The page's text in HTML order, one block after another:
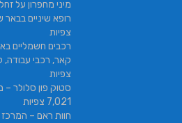
מיני מחפרון על
רופא שיניים
צפיות
רכבים חשמליים
קאר, רכבי עבודה,
צפיות
סטוק פון סלולר
7,021 צפיות
חוות ראם –